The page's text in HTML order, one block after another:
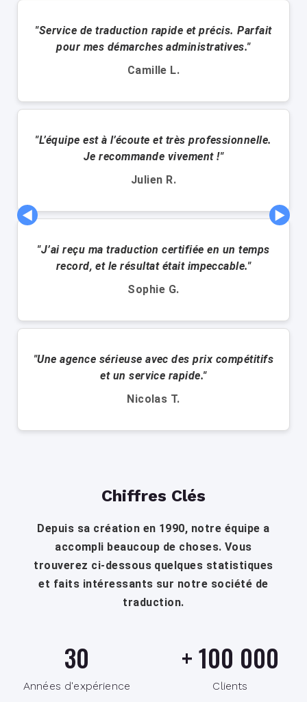
"Service de traduction rapide et précis. Parfait
pour mes démarches administratives."
Camille L.
"L’équipe est à l’écoute et très professionnelle.
Je recommande vivement !"
Julien R.
"J’ai reçu ma traduction certifiée en un temps
record, et le résultat était impeccable."
Sophie G.
"Une agence sérieuse avec des prix compétitifs
et un service rapide."
Nicolas T.
◀ ▶
Chiffres Clés
Depuis sa création en 1990, notre équipe a
accompli beaucoup de choses. Vous
trouverez ci-dessous quelques statistiques
et faits intéressants sur notre société de
traduction.
30
Années d'expérience
+100 000
Clients